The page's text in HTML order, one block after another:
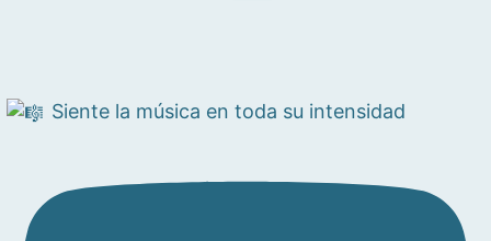
Siente la música en toda su intensidad